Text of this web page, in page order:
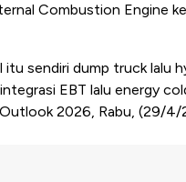
Combustion Engine
sendiri dump truck lalu
EBT lalu energy
2026, Rabu, (29/4/